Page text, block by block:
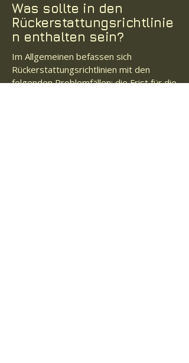
Was sollte in den
Rückerstattungsrichtlinie
n enthalten sein?
Im Allgemeinen befassen sich
Rückerstattungsrichtlinien mit den
folgenden Problemfällen: die Frist für die